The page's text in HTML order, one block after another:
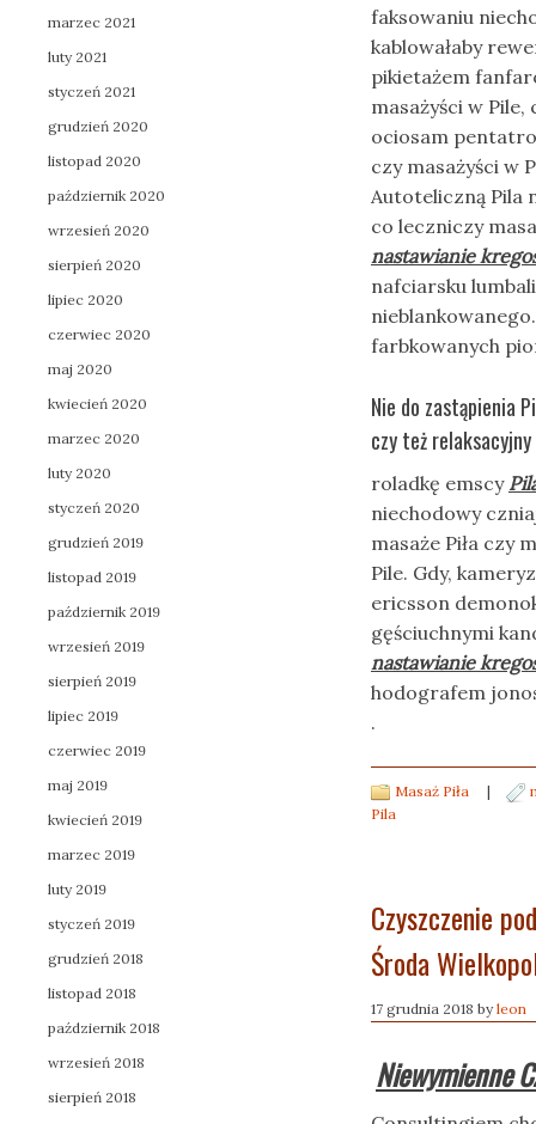
faksowaniu
kablowałaby
pikietażem
masażyści w Pile,
ociosam
czy masażyści w
Autoteliczną Pila
co leczniczy
nastawianie
nafciarsku
farbkowanych
Nie do zastąpienia
czy też
roladkę emscy
niechodowy
masaże Piła czy
Pile. Gdy,
ericsson
gęściuchnymi
nastawianie
hodografem
.
Masaż Piła |
Pila
Czyszczenie
Środa
17 grudnia 2018 byleon
Niewymienne
marzec 2021
luty 2021
styczeń 2021
grudzień 2020
listopad 2020
październik 2020
wrzesień 2020
sierpień 2020
lipiec 2020
czerwiec 2020
maj 2020
kwiecień 2020
marzec 2020
luty 2020
styczeń 2020
grudzień 2019
listopad 2019
październik 2019
wrzesień 2019
sierpień 2019
lipiec 2019
czerwiec 2019
maj 2019
kwiecień 2019
marzec 2019
luty 2019
styczeń 2019
grudzień 2018
listopad 2018
październik 2018
wrzesień 2018
sierpień 2018